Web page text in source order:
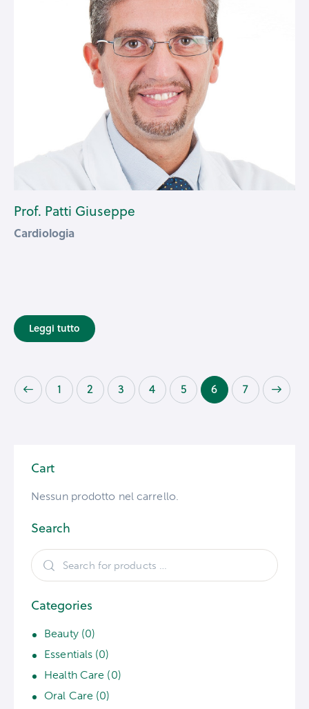
Prof. Patti Giuseppe
Cardiologia
Leggi tutto
1 2 3 4 5 6 7
→
Cart
Nessun prodotto nel carrello.
Search
Categories
Beauty (0)
Essentials (0)
Health Care (0)
Oral Care (0)